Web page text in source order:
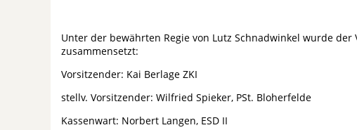
Unter der bewährten Regie von Lutz Schnadwinkel wurde
zusammensetzt:
Vorsitzender: Kai Berlage ZKI
stellv. Vorsitzender: Wilfried Spieker, PSt. Bloherfelde
Kassenwart: Norbert Langen, ESD II